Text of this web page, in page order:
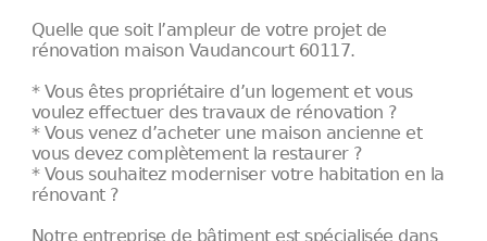
Quelle que soit l’ampleur de votre projet de
rénovation maison Vaudancourt 60117.
* Vous êtes propriétaire d’un logement et vous
voulez effectuer des travaux de rénovation ?
* Vous venez d’acheter une maison ancienne et
vous devez complètement la restaurer ?
* Vous souhaitez moderniser votre habitation en la
rénovant ?
Notre entreprise de bâtiment est spécialisée dans